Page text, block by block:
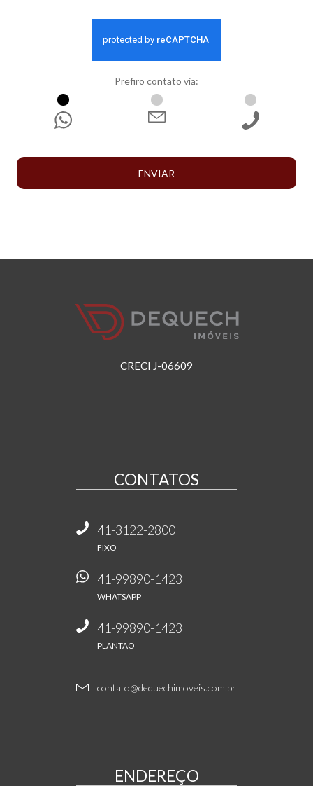
Prefiro contato via:
ENVIAR
CRECI J-06609
CONTATOS
41-3122-2800
FIXO
41-99890-1423
WHATSAPP
41-99890-1423
PLANTÃO
contato@dequechimoveis.com.br
ENDEREÇO